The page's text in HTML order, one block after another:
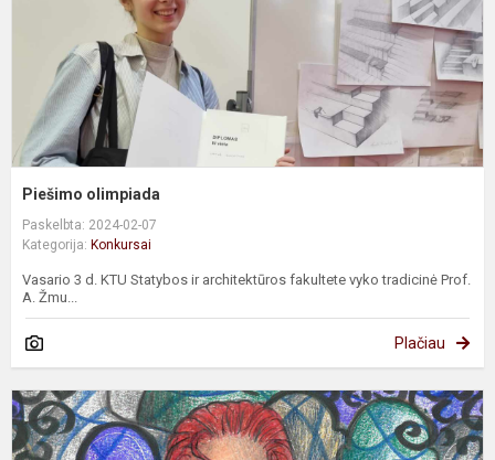
Piešimo olimpiada
Paskelbta: 2024-02-07
Kategorija: Konkursai
Vasario 3 d. KTU Statybos ir architektūros fakultete vyko tradicinė Prof.
A. Žmu...
Plačiau